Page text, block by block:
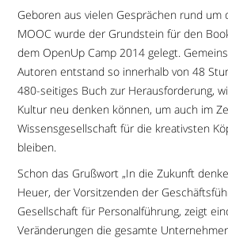
Geboren aus vielen Gesprächen rund um
MOOC wurde der Grundstein für den
dem OpenUp Camp 2014 gelegt.
Autoren entstand so innerhalb von 48
480-seitiges Buch zur Herausforderung,
Kultur neu denken können, um auch im
Wissensgesellschaft für die kreativsten
bleiben.
Schon das Grußwort „In die Zukunft
Heuer, der Vorsitzenden der
Gesellschaft für Personalführung, zeigt
Veränderungen die gesamte